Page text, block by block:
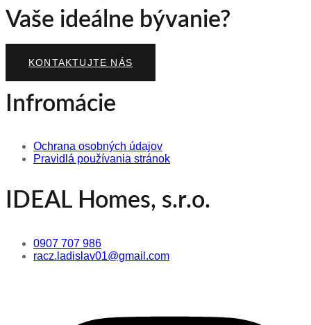
Vaše ideálne bývanie?
KONTAKTUJTE NÁS
Infromácie
Ochrana osobných údajov
Pravidlá používania stránok
IDEAL Homes, s.r.o.
0907 707 986
racz.ladislav01@gmail.com